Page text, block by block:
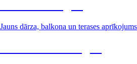
Jauns dārza, balkona un terases